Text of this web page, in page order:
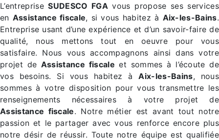
L’entrepriseSUDESCO FGA vous propose ses services
en Assistance fiscale, si vous habitez à Aix-les-Bains.
Entreprise usant d’une expérience et d’un savoir-faire de
qualité, nous mettons tout en oeuvre pour vous
satisfaire. Nous vous accompagnons ainsi dans votre
projet de Assistance fiscale et sommes à l’écoute de
vos besoins. Si vous habitez àAix-les-Bains, nous
sommes à votre disposition pour vous transmettre les
renseignements nécessaires à votre projet de
Assistance fiscale. Notre métier est avant tout notre
passion et le partager avec vous renforce encore plus
notre désir de réussir. Toute notre équipe est qualifiée